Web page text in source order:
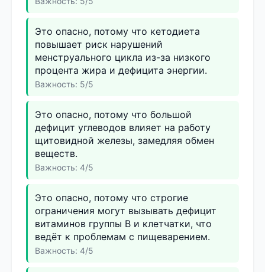
Это опасно, потому что кетодиета
повышает риск нарушений
менструального цикла из-за низкого
процента жира и дефицита энергии.
Важность: 5/5
Это опасно, потому что большой
дефицит углеводов влияет на работу
щитовидной железы, замедляя обмен
веществ.
Важность: 4/5
Это опасно, потому что строгие
ограничения могут вызывать дефицит
витаминов группы B и клетчатки, что
ведёт к проблемам с пищеварением.
Важность: 4/5